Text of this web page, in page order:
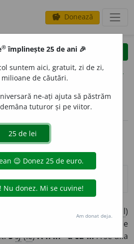
savings Donează
clear
opțiuni
Mol)
Atmosferă încordată produsă de
3 sf(Îe)A fi în ~ă cu ...A se afla
® împlinește 25 de ani 🎉
suntem aici, gratuit, zi de zi,
de căutări.
ne-ați ajuta să păstrăm
tuturor și pe viitor.
Am donat deja.